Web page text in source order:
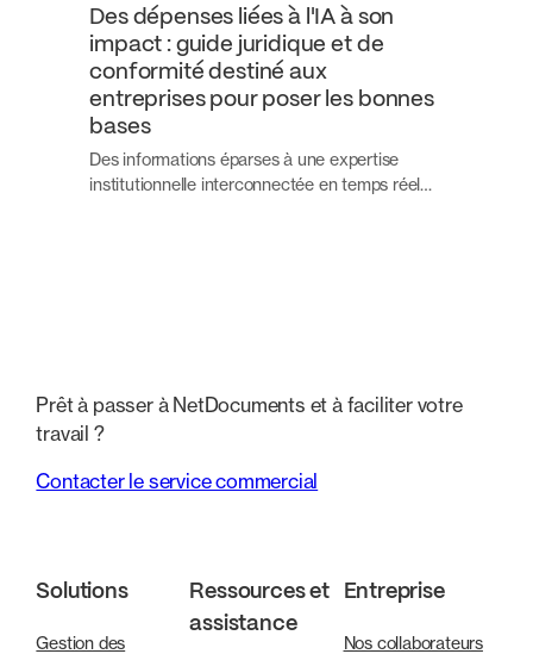
Des dépenses liées à l'IA à son
impact : guide juridique et de
conformité destiné aux
entreprises pour poser les bonnes
bases
Des informations éparses à une expertise
institutionnelle interconnectée en temps réel…
Prêt à passer à NetDocuments et à faciliter votre
travail ?
Contacter le service commercial
Solutions
Gestion des
Ressources et
assistance
Entreprise
Nos collaborateurs